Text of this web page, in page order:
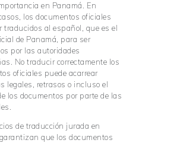
en Panamá. En
los documentos oficiales
traducidos al español, que es el
de Panamá, para ser
por las autoridades
No traducir correctamente los
oficiales puede acarrear
legales, retrasos o incluso el
los documentos por parte de las
de traducción jurada en
que los documentos